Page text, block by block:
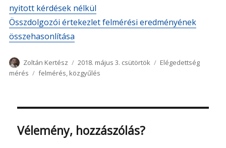
nyitott kérdések nélkül
Összdolgozói értekezlet felmérési eredményének
összehasonlítása
Szerző
Zoltán Kertész Közzétéve
2018. május 3. csütörtök Kategória
Elégedettség
mérés
Címke
felmérés, közgyűlés
Vélemény, hozzászólás?